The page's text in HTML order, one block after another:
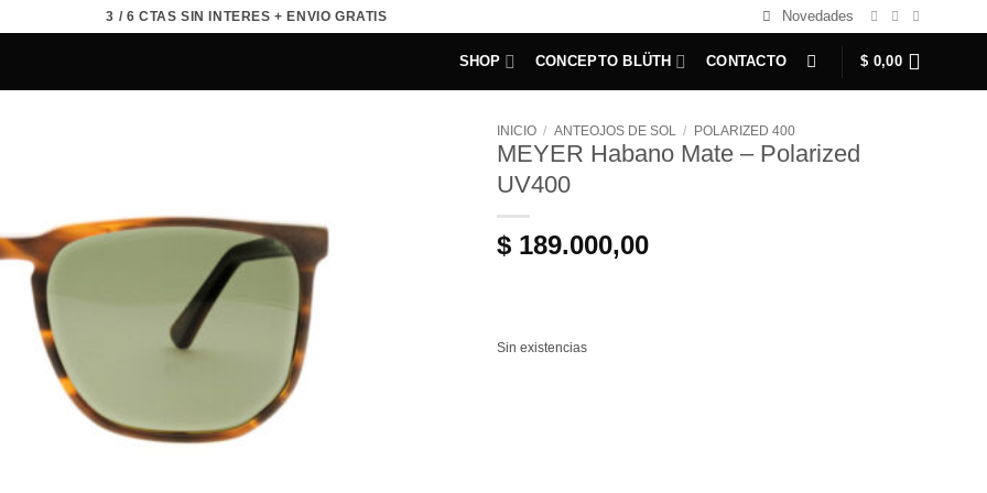
3 / 6 CTAS SIN INTERES + ENVIO GRATIS Novedades
SHOP CONCEPTO BLÜTH CONTACTO $ 0,00
INICIO / ANTEOJOS DE SOL / POLARIZED 400
MEYER Habano Mate – Polarized
UV400
$189.000,00
Sin existencias